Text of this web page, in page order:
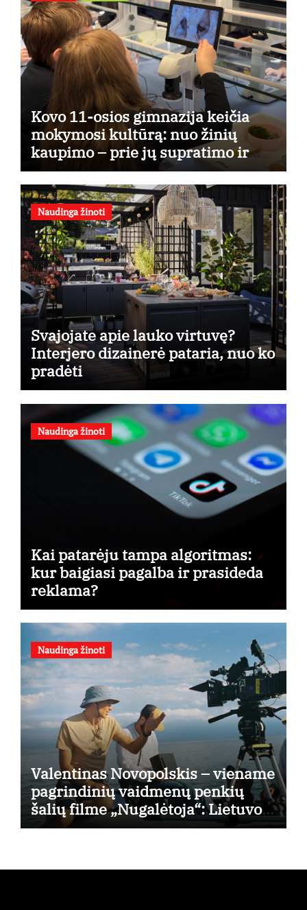
Kovo 11-osios gimnazija keičia
mokymosi kultūrą: nuo žinių
kaupimo – prie jų supratimo ir
taikymo
Naudinga žinoti
Svajojate apie lauko virtuvę?
Interjero dizainerė pataria, nuo ko
pradėti
Naudinga žinoti
Kai patarėju tampa algoritmas:
kur baigiasi pagalba ir prasideda
reklama?
Naudinga žinoti
Valentinas Novopolskis – viename
pagrindinių vaidmenų penkių
šalių filme „Nugalėtoja“: Lietuvos
kino teatruose – nuo rugpjūčio 7-